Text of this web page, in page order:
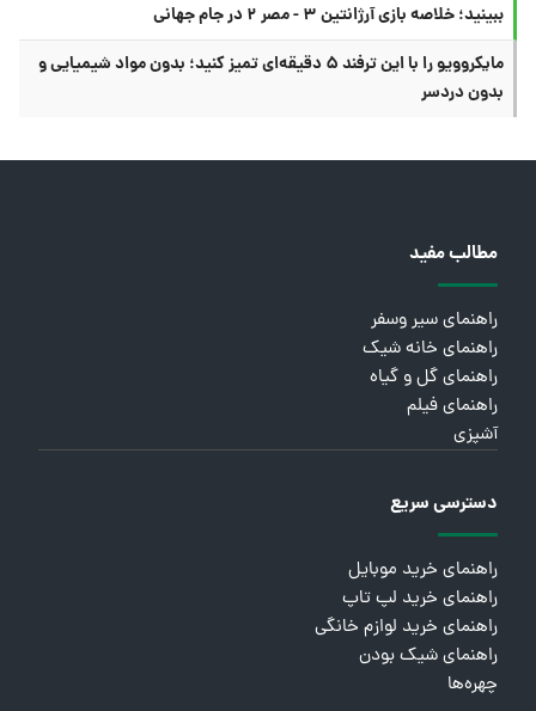
ببینید؛ خلاصه بازی آرژانتین ۳ - مصر ۲ در جام جهانی
مایکروویو را با این ترفند ۵ دقیقه‌ای تمیز کنید؛ بدون مواد شیمیایی و
بدون دردسر
مطالب مفید
راهنمای سیر وسفر
راهنمای خانه شیک
راهنمای گل و گیاه
راهنمای فیلم
آشپزی
دسترسی سریع
راهنمای خرید موبایل
راهنمای خرید لپ تاپ
راهنمای خرید لوازم خانگی
راهنمای شیک بودن
چهره‌ها